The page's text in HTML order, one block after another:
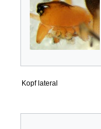
Kopf lateral